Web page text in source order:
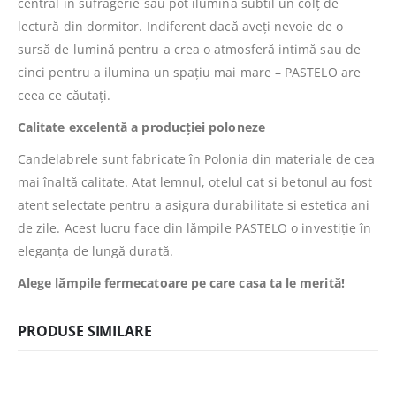
lectură din dormitor. Indiferent dacă aveți nevoie de o
sursă de lumină pentru a crea o atmosferă intimă sau de
cinci pentru a ilumina un spațiu mai mare – PASTELO are
ceea ce căutați.
Calitate excelentă a producției poloneze
Candelabrele sunt fabricate în Polonia din materiale de cea
mai înaltă calitate. Atat lemnul, otelul cat si betonul au fost
atent selectate pentru a asigura durabilitate si estetica ani
de zile. Acest lucru face din lămpile PASTELO o investiție în
eleganța de lungă durată.
Alege lămpile fermecatoare pe care casa ta le merită!
PRODUSE SIMILARE